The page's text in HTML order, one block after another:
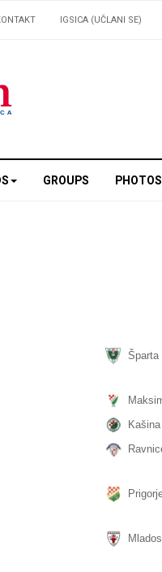
IGSICA (UČLANI SE)
GROUPS PHOTOS